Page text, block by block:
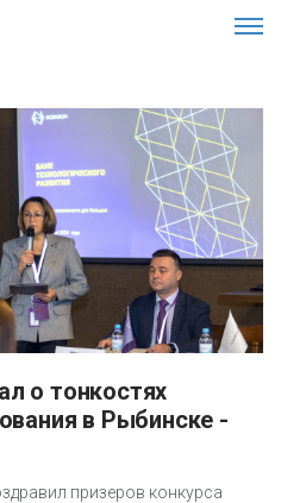
в Рыбинске -
призеров конкурса